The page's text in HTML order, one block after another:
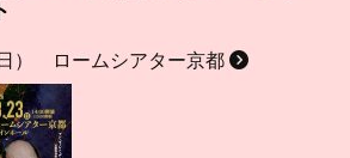
） ロームシアター京都